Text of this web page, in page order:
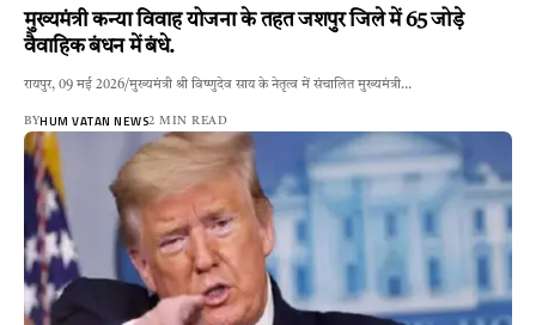
मुख्यमंत्री कन्या विवाह योजना के तहत जशपुर जिले में 65 जोड़े
वैवाहिक बंधन में बंधे.
रायपुर, 09 मई 2026/मुख्यमंत्री श्री विष्णुदेव साय के नेतृत्व में संचालित मुख्यमंत्री…
BYHUM VATAN NEWS2 MIN READ